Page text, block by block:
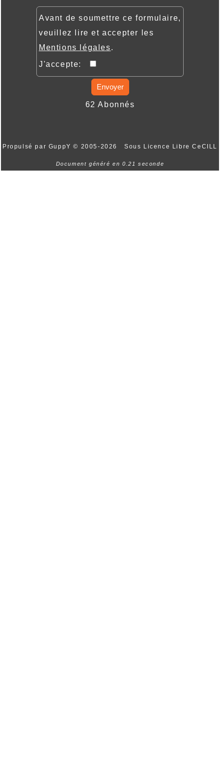
Avant de soumettre ce formulaire,
veuillez lire et accepter les
Mentions légales.
J'accepte:
Envoyer
62 Abonnés
Propulsé par GuppY© 2005-2026 Sous Licence Libre CeCILL
Document généré en 0.21 seconde